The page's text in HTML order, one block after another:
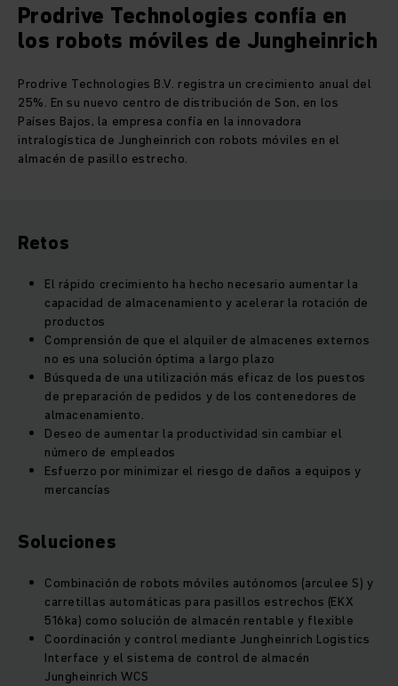
Prodrive Technologies confía en
los robots móviles de Jungheinrich
Prodrive Technologies B.V. registra un crecimiento anual del
25%. En su nuevo centro de distribución de Son, en los
Países Bajos, la empresa confía en la innovadora
intralogística de Jungheinrich con robots móviles en el
almacén de pasillo estrecho.
Retos
El rápido crecimiento ha hecho necesario aumentar la
capacidad de almacenamiento y acelerar la rotación de
productos
Comprensión de que el alquiler de almacenes externos
no es una solución óptima a largo plazo
Búsqueda de una utilización más eficaz de los puestos
de preparación de pedidos y de los contenedores de
almacenamiento.
Deseo de aumentar la productividad sin cambiar el
número de empleados
Esfuerzo por minimizar el riesgo de daños a equipos y
mercancías
Soluciones
Combinación de robots móviles autónomos (arculee S) y
carretillas automáticas para pasillos estrechos (EKX
516ka) como solución de almacén rentable y flexible
Coordinación y control mediante Jungheinrich Logistics
Interface y el sistema de control de almacén
Jungheinrich WCS